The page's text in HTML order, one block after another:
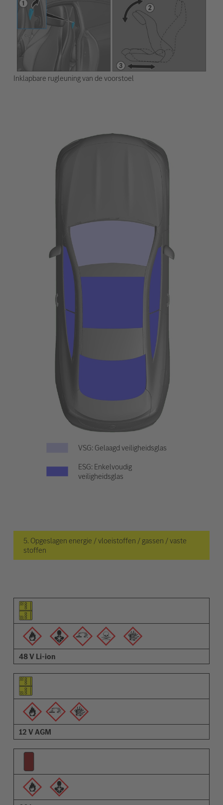
Inklapbare rugleuning van de voorstoel
VSG: Gelaagd veiligheidsglas
ESG: Enkelvoudig
veiligheidsglas
5. Opgeslagen energie / vloeistoffen / gassen / vaste
stoffen
Pictogram van het element
Pictogrammen van de waarschuwingen
Omschrijving
48 V Li-ion
12 V AGM